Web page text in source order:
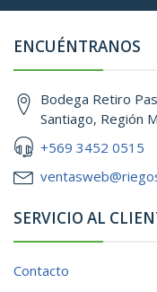
ENCUÉNTRANOS
Bodega Retiro
Santiago, Región
+569 3452 0515
SERVICIO AL
Contacto